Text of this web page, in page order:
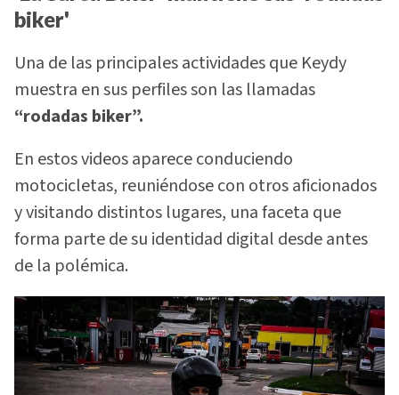
biker'
Una de las principales actividades que Keydy
muestra en sus perfiles son las llamadas
“rodadas biker”.
En estos videos aparece conduciendo
motocicletas, reuniéndose con otros aficionados
y visitando distintos lugares, una faceta que
forma parte de su identidad digital desde antes
de la polémica.